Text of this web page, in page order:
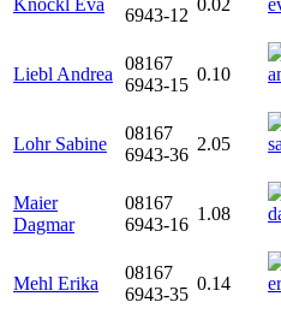
Knöckl Eva
6943-12
0.02
Liebl Andrea
08167
6943-15
0.10
Lohr Sabine
08167
6943-36
2.05
Maier
Dagmar
08167
6943-16
1.08
Mehl Erika
08167
6943-35
0.14